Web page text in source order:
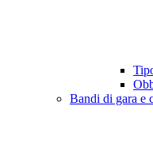
Bandi di gara e